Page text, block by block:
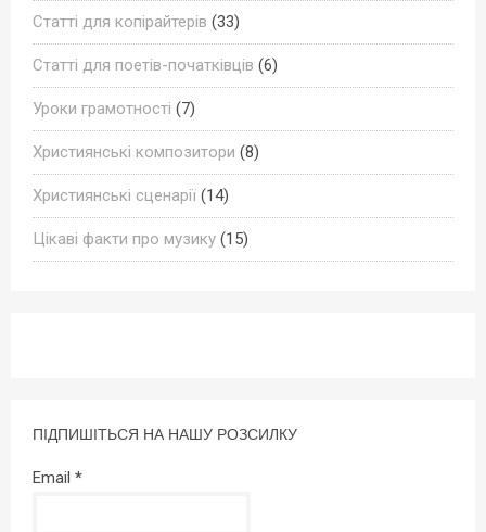
Статті для копірайтерів (33)
Статті для поетів-початківців (6)
Уроки грамотності (7)
Християнські композитори (8)
Християнські сценарії (14)
Цікаві факти про музику (15)
ПІДПИШІТЬСЯ НА НАШУ РОЗСИЛКУ
Email *